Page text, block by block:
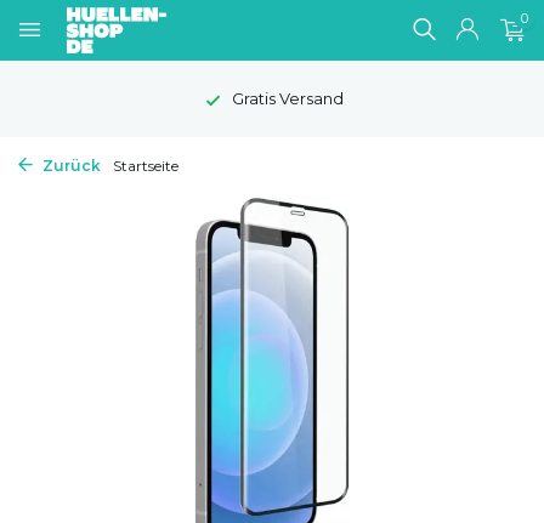
0
Gratis Versand
Zurück Startseite